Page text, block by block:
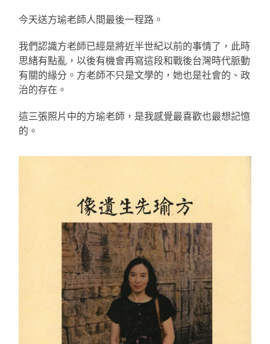
今天送方瑜老師人間最後一程路。
我們認識方老師已經是將近半世紀以前的事情了，此時
思緒有點亂，以後有機會再寫這段和戰後台灣時代脈動
有關的緣分。方老師不只是文學的，她也是社會的、政
治的存在。
這三張照片中的方瑜老師，是我感覺最喜歡也最想記憶
的。